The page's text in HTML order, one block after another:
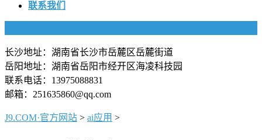
联系我们
长沙地址：湖南省长沙市岳麓区岳麓街道
岳阳地址：湖南省岳阳市经开区海凌科技园
联系电话：13975088831
邮箱：251635860@qq.com
J9.COM·官方网站 > ai应用 >